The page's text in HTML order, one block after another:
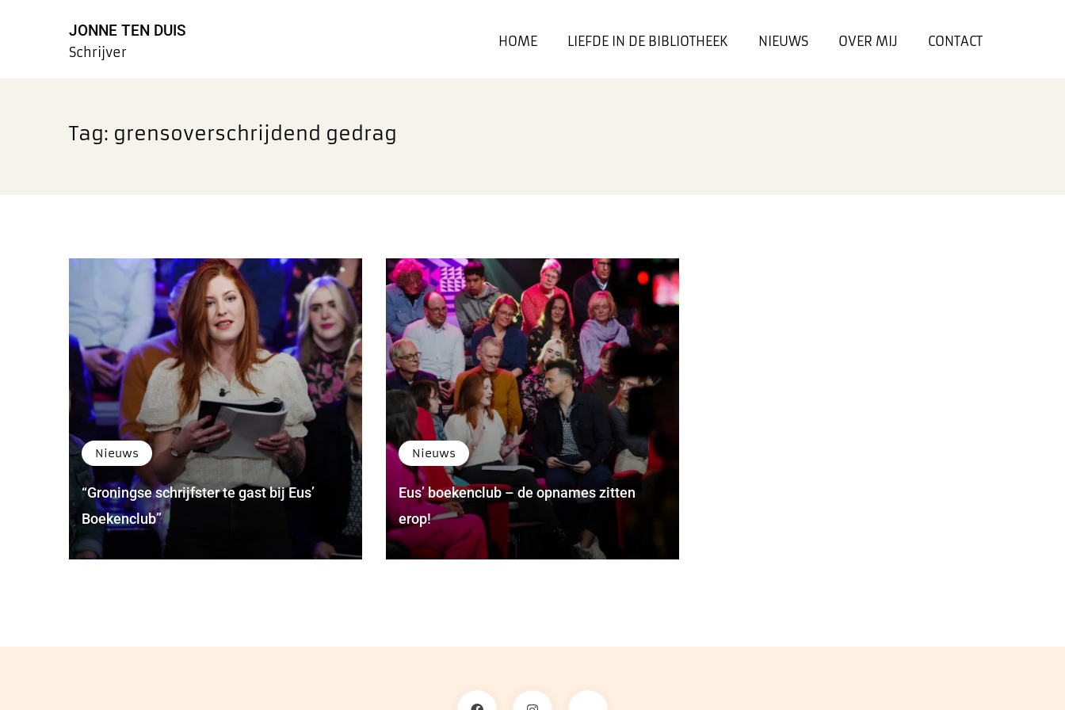
JONNE TEN DUIS
Schrijver
HOME LIEFDE IN DE BIBLIOTHEEK NIEUWS OVER MIJ CONTACT
Tag: grensoverschrijdend gedrag
Nieuws
“Groningse schrijfster te gast bij Eus’
Boekenclub”
Nieuws
Eus’ boekenclub – de opnames zitten
erop!